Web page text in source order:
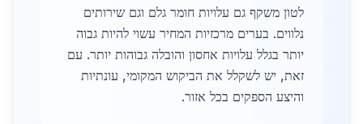
לטון משקף גם עלויות חומר גלם וגם שירותים
נלווים. בערים מרכזיות המחיר עשוי להיות גבוה
יותר בגלל עלויות אחסון והובלה גבוהות יותר. עם
זאת, יש לשקלל את הביקוש המקומי, עונתיות
והיצע הספקים בכל אזור.